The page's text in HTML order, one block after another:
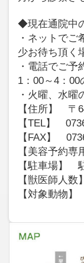
◆現在通院中
・ネットで
少お待ち頂く
・電話でご予
1：00～4：
・火曜、水
【住所】 〒
【TEL】
【FAX】
【美容予約
【駐車場】
【獣医師人
【対象動